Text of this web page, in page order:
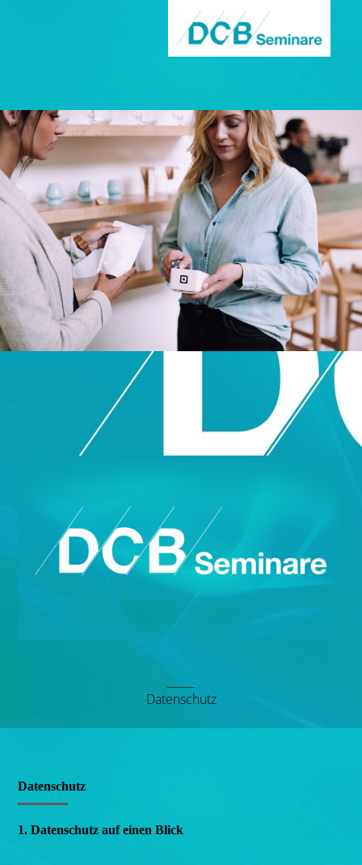
Datenschutz
Datenschutz
1. Datenschutz auf einen Blick